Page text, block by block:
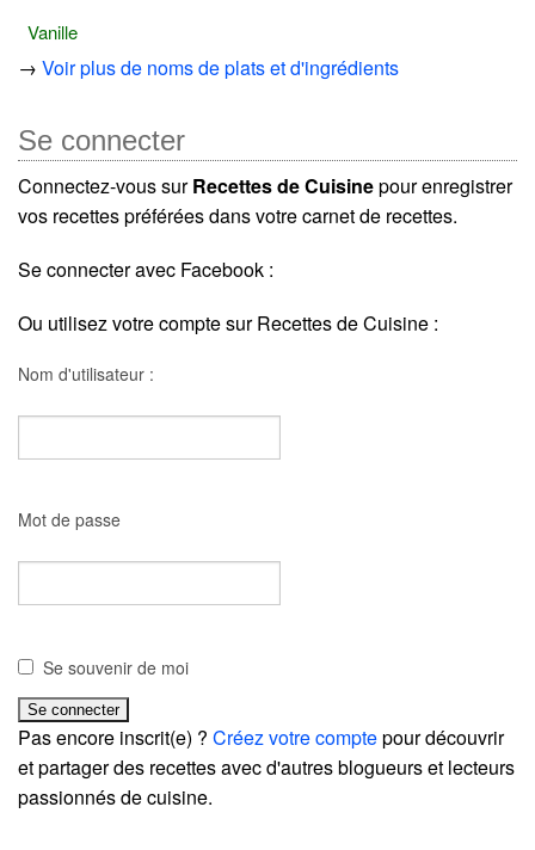
Vanille
→ Voir plus de noms de plats et d'ingrédients
Se connecter
Connectez-vous surRecettes de Cuisinepour enregistrer
vos recettes préférées dans votre carnet de recettes.
Se connecter avec Facebook :
Ou utilisez votre compte sur Recettes de Cuisine :
Nom d'utilisateur :
Mot de passe
Se souvenir de moi
Pas encore inscrit(e) ? Créez votre comptepour découvrir
et partager des recettes avec d'autres blogueurs et lecteurs
passionnés de cuisine.